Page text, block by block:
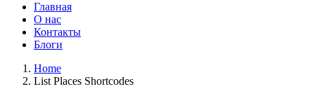
Главная
О нас
Контакты
Блоги
Home
List Places Shortcodes